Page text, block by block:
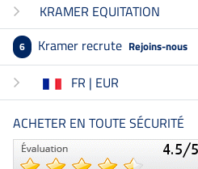
KRAMER EQUITATION
6 Kramer recrute Rejoins-nous
FR | EUR
ACHETER EN TOUTE SÉCURITÉ